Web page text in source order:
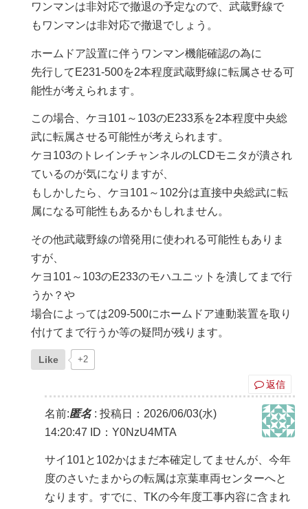
ワンマンは非対応で撤退の予定なので、武蔵野線で
もワンマンは非対応で撤退でしょう。
ホームドア設置に伴うワンマン機能確認の為に
先行してE231-500を2本程度武蔵野線に転属させる可
能性が考えられます。
この場合、ケヨ101～103のE233系を2本程度中央総
武に転属させる可能性が考えられます。
ケヨ103のトレインチャンネルのLCDモニタが潰され
ているのが気になりますが、
もしかしたら、ケヨ101～102分は直接中央総武に転
属になる可能性もあるかもしれません。
その他武蔵野線の増発用に使われる可能性もありま
すが、
ケヨ101～103のE233のモハユニットを潰してまで行
うか？や
場合によっては209-500にホームドア連動装置を取り
付けてまで行うか等の疑問が残ります。
Like +2
返信
名前:匿名: 投稿日：2026/06/03(水)
14:20:47
ID：Y0NzU4MTA
サイ101と102かはまだ本確定してませんが、今年
度のさいたまからの転属は京葉車両センターへと
なります。すでに、TKの今年度工事内容に含まれ